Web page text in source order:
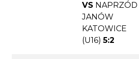
VS NAPRZÓD
JANÓW
KATOWICE
(U16) 5:2